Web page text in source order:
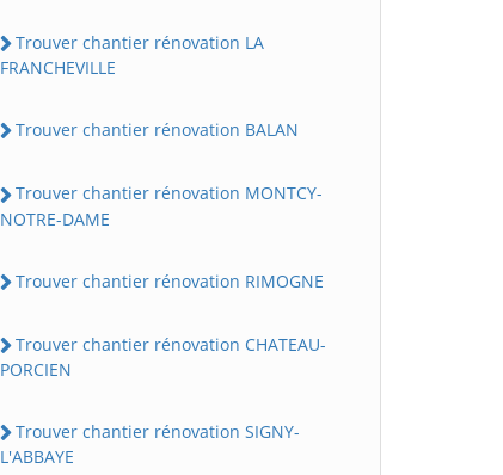
Trouver chantier rénovation LA
FRANCHEVILLE
Trouver chantier rénovation BALAN
Trouver chantier rénovation MONTCY-
NOTRE-DAME
Trouver chantier rénovation RIMOGNE
Trouver chantier rénovation CHATEAU-
PORCIEN
Trouver chantier rénovation SIGNY-
L'ABBAYE